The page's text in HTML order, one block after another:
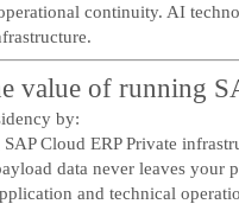
continuity. AI
value of running
by:
Cloud ERP Private
data never leaves your
and technical